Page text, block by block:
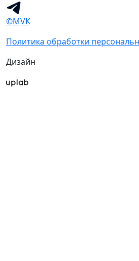
©MVK
Политика обработки
Дизайн